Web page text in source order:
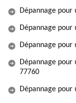
Dépannage
Dépannage
Dépannage pour
Dépannage
77760
Dépannage